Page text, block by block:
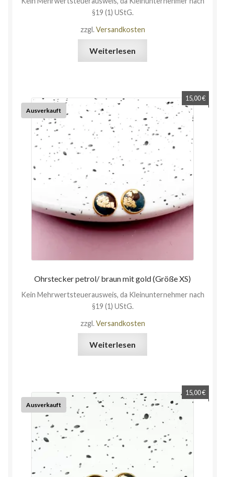
§19 (1) UStG.
zzgl.Versandkosten
Weiterlesen
Ausverkauft
Ohrstecker petrol/ braun mit gold (Größe XS)
15,00€
Kein Mehrwertsteuerausweis, da Kleinunternehmer nach
§19 (1) UStG.
zzgl.Versandkosten
Weiterlesen
Ausverkauft
15,00€